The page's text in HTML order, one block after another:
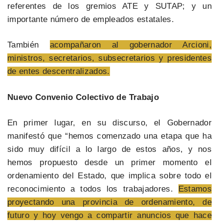
referentes de los gremios ATE y SUTAP; y un
importante número de empleados estatales.
También acompañaron al gobernador Arcioni,
ministros, secretarios, subsecretarios y presidentes
de entes descentralizados.
Nuevo Convenio Colectivo de Trabajo
En primer lugar, en su discurso, el Gobernador
manifestó que “hemos comenzado una etapa que ha
sido muy difícil a lo largo de estos años, y nos
hemos propuesto desde un primer momento el
ordenamiento del Estado, que implica sobre todo el
reconocimiento a todos los trabajadores.
Estamos
proyectando una provincia de ordenamiento, de
futuro y hoy vengo a compartir anuncios que hace